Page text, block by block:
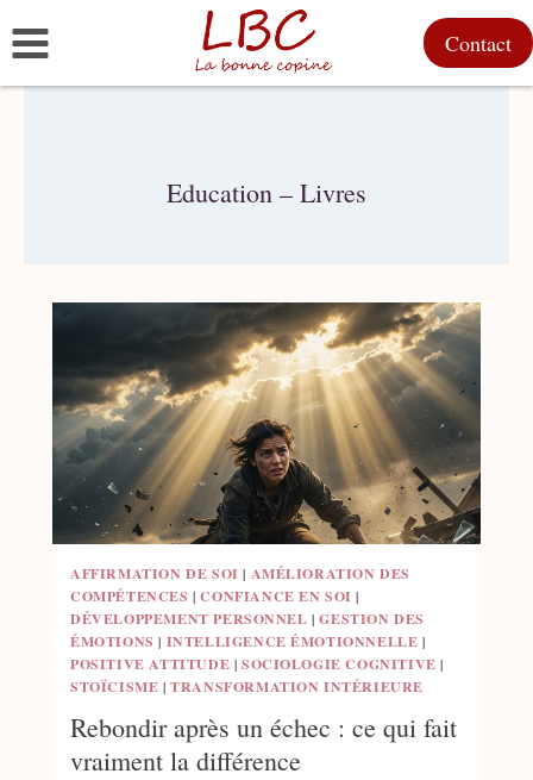
au
contenu
Contact
Education – Livres
AFFIRMATION DE SOI | AMÉLIORATION DES
COMPÉTENCES |CONFIANCE EN SOI |
DÉVELOPPEMENT PERSONNEL |GESTION DES
ÉMOTIONS | INTELLIGENCE ÉMOTIONNELLE |
POSITIVE ATTITUDE | SOCIOLOGIE COGNITIVE |
STOÏCISME |TRANSFORMATION INTÉRIEURE
Rebondir après un échec : ce qui fait
vraiment la différence